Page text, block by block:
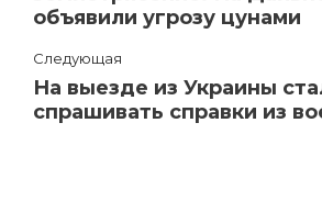
объявили угрозу цунами
Следующая
На выезде из Украины
спрашивать справки из